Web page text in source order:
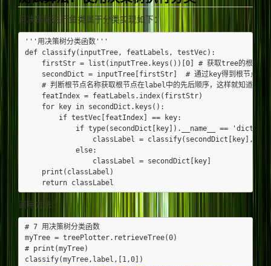
用决策树进行鱼类属于分类实现如下：
'''用决策树分类函数'''
def classify(inputTree, featLabels, testVec):
firstStr = list(inputTree.keys())[0] # 获取tree的根节点
secondDict = inputTree[firstStr]  # 通过key得到根节点对
# 判断根节点名称获取根节点在label中的先后顺序，这样就知道输
    featIndex = featLabels.index(firstStr)
    for key in secondDict.keys():
        if testVec[featIndex] == key:
            if type(secondDict[key]).__name__ == 'dict':
classLabel = classify(secondDict[key],
            else:
                classLabel = secondDict[key]
    print(classLabel)
调用方法：
# 7 用决策树分类函数
myTree = treePlotter.retrieveTree(0)
# print(myTree)